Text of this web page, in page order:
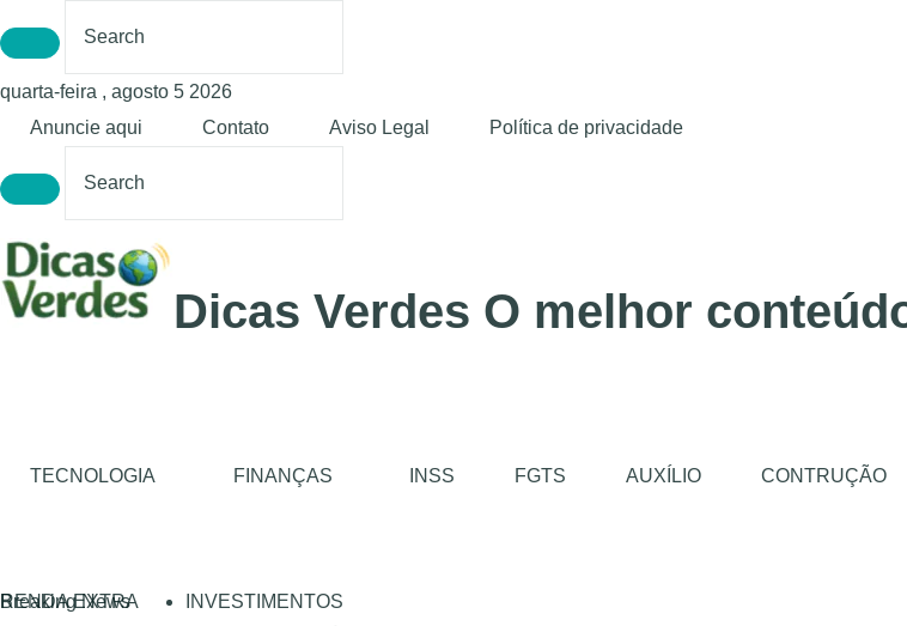
quarta-feira , agosto 5 2026
Anuncie aqui
Contato Aviso Legal Política de privacidade
Dicas Verdes O melhor
TECNOLOGIA
RENDA EXTRA
FINANÇAS
INVESTIMENTOS
INSS FGTS AUXÍLIO CONTRUÇÃO
Breaking News